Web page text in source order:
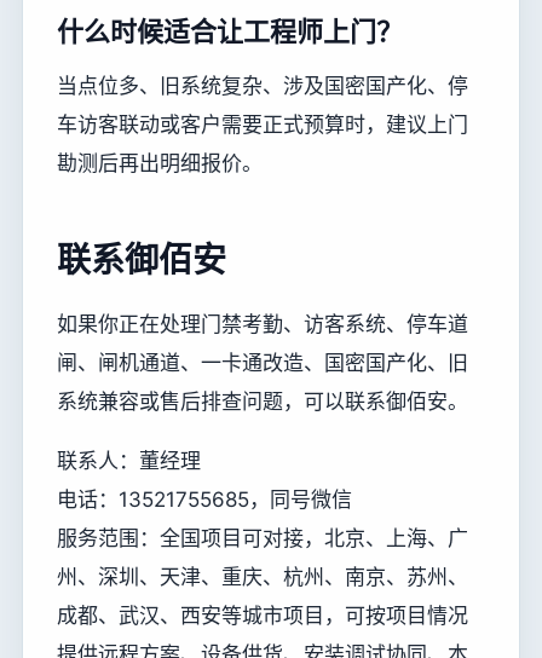
什么时候适合让工程师上门？
当点位多、旧系统复杂、涉及国密国产化、停
车访客联动或客户需要正式预算时，建议上门
勘测后再出明细报价。
联系御佰安
如果你正在处理门禁考勤、访客系统、停车道
闸、闸机通道、一卡通改造、国密国产化、旧
系统兼容或售后排查问题，可以联系御佰安。
联系人：董经理
电话：13521755685，同号微信
服务范围：全国项目可对接，北京、上海、广
州、深圳、天津、重庆、杭州、南京、苏州、
成都、武汉、西安等城市项目，可按项目情况